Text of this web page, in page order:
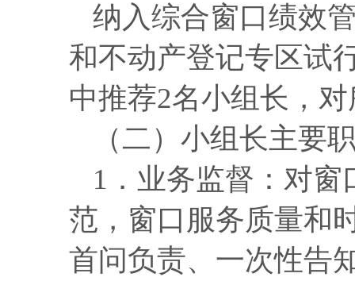
纳入综合窗口绩效
和不动产登记专区试
中推荐2名小组长，
（二）小组长主要
1．业务监督 ：对
范，窗口服务质量和
首问负责、一次性告